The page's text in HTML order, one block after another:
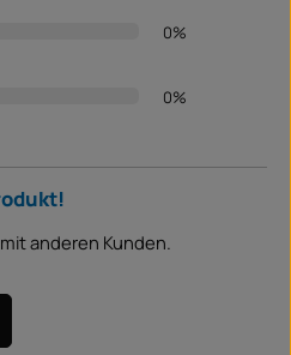
0%
0%
anderen Kunden.